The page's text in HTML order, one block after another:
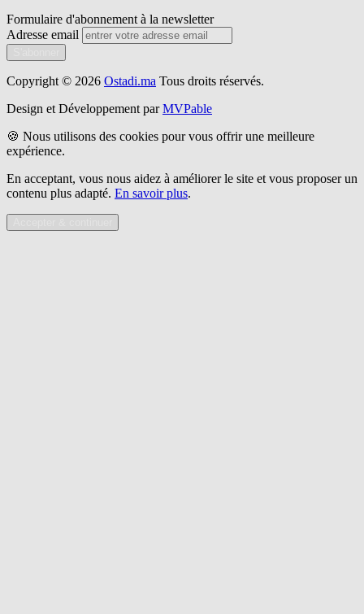
Formulaire d'abonnement à la newsletter
Adresse email
Copyright © 2026 Ostadi.ma Tous droits réservés.
Design et Développement par MVPable
🍪 Nous utilisons des cookies pour vous offrir une meilleure
expérience.
En acceptant, vous nous aidez à améliorer le site et vous proposer un
contenu plus adapté. En savoir plus.